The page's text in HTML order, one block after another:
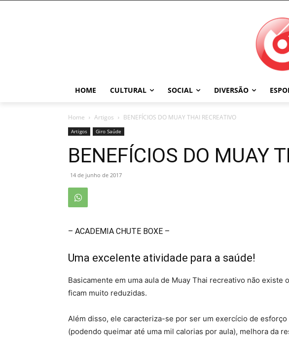
HOME CULTURAL SOCIAL DIVERSÃO
Home Artigos BENEFÍCIOS DO MUAY THAI RECREATIVO
Artigos Giro Saúde
BENEFÍCIOS DO MUAY
14 de junho de 2017
– ACADEMIA CHUTE BOXE –
Uma excelente atividade para a saúde!
Basicamente em uma aula de Muay Thai recreativo não
ficam muito reduzidas.
Além disso, ele caracteriza-se por ser um exercício de
(podendo queimar até uma mil calorias por aula), melhora da